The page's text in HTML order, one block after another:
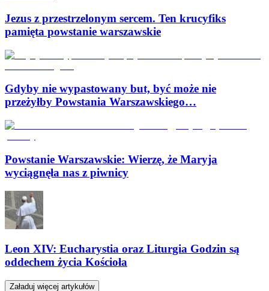
Jezus z przestrzelonym sercem. Ten krucyfiks
pamięta powstanie warszawskie
Gdyby nie wypastowany but, być może nie
przeżyłby Powstania Warszawskiego…
Powstanie Warszawskie: Wierzę, że Maryja
wyciągnęła nas z piwnicy
Leon XIV: Eucharystia oraz Liturgia Godzin są
oddechem życia Kościoła
Załaduj więcej artykułów